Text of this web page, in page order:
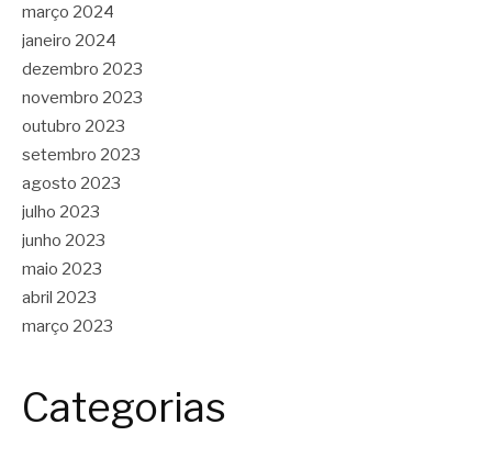
março 2024
janeiro 2024
dezembro 2023
novembro 2023
outubro 2023
setembro 2023
agosto 2023
julho 2023
junho 2023
maio 2023
abril 2023
março 2023
Categorias